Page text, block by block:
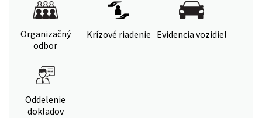
Organizačný
odbor
Krízové riadenie Evidencia vozidiel
Oddelenie
dokladov